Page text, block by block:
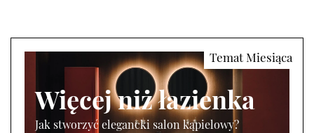
Więcej niż łazienka
Jak stworzyć elegancki salon kąpielowy?